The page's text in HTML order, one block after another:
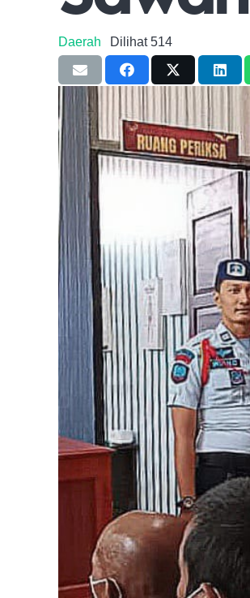
Daerah Dilihat514